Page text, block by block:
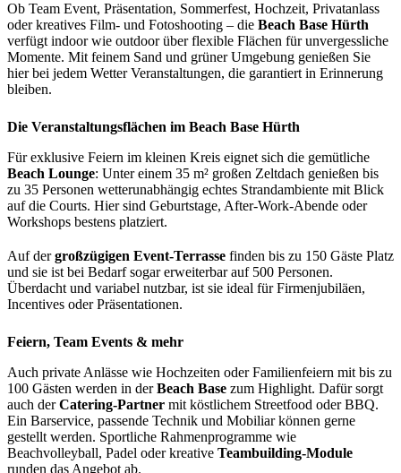
Ob Team Event, Präsentation, Sommerfest, Hochzeit, Privatanlass
oder kreatives Film- und Fotoshooting – die Beach Base Hürth
verfügt indoor wie outdoor über flexible Flächen für unvergessliche
Momente. Mit feinem Sand und grüner Umgebung genießen Sie
hier bei jedem Wetter Veranstaltungen, die garantiert in Erinnerung
bleiben.
Die Veranstaltungsflächen im Beach Base Hürth
Für exklusive Feiern im kleinen Kreis eignet sich die gemütliche
Beach Lounge: Unter einem 35 m² großen Zeltdach genießen bis
zu 35 Personen wetterunabhängig echtes Strandambiente mit Blick
auf die Courts. Hier sind Geburtstage, After-Work-Abende oder
Workshops bestens platziert.
Auf dergroßzügigen Event-Terrasse finden bis zu 150 Gäste Platz
und sie ist bei Bedarf sogar erweiterbar auf 500 Personen.
Überdacht und variabel nutzbar, ist sie ideal für Firmenjubiläen,
Incentives oder Präsentationen.
Feiern, Team Events & mehr
Auch private Anlässe wie Hochzeiten oder Familienfeiern mit bis zu
100 Gästen werden in derBeach Base zum Highlight. Dafür sorgt
auch derCatering-Partner mit köstlichem Streetfood oder BBQ.
Ein Barservice, passende Technik und Mobiliar können gerne
gestellt werden. Sportliche Rahmenprogramme wie
Beachvolleyball, Padel oder kreative Teambuilding-Module
runden das Angebot ab.